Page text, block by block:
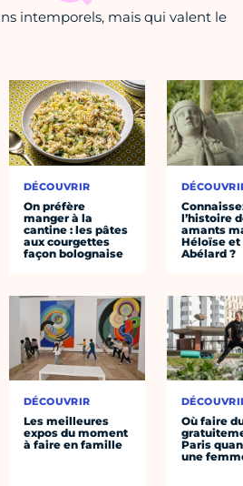
intemporels, mais qui valent le
DÉCOUVRIR
On préfère
manger à la
cantine : les pâtes
aux courgettes
façon bolognaise
DÉCOUVRIR
Les meilleures
expos du moment
à faire en famille
l’histoire
amants
Héloïse et
Abélard ?
Où faire
Paris
une